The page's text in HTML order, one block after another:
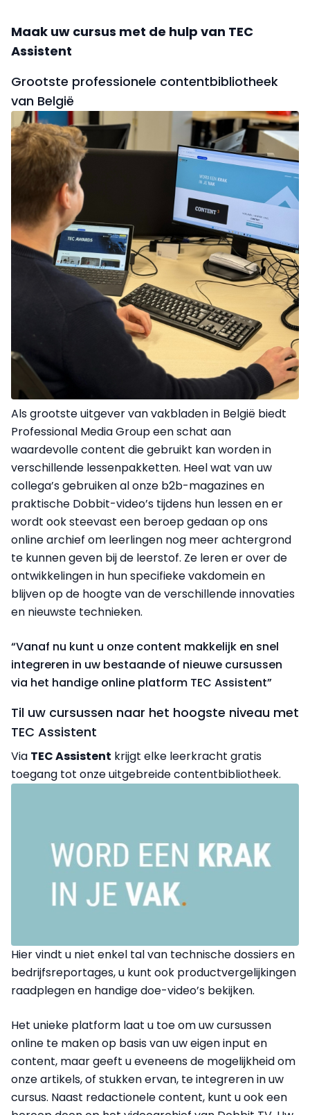
Maak uw cursus met de hulp van TEC
Assistent
Grootste professionele contentbibliotheek
van België
Als grootste uitgever van vakbladen in België biedt
Professional Media Group een schat aan
waardevolle content die gebruikt kan worden in
verschillende lessenpakketten. Heel wat van uw
collega’s gebruiken al onze b2b-magazines en
praktische Dobbit-video’s tijdens hun lessen en er
wordt ook steevast een beroep gedaan op ons
online archief om leerlingen nog meer achtergrond
te kunnen geven bij de leerstof. Ze leren er over de
ontwikkelingen in hun specifieke vakdomein en
blijven op de hoogte van de verschillende innovaties
en nieuwste technieken.
“Vanaf nu kunt u onze content makkelijk en snel
integreren in uw bestaande of nieuwe cursussen
via het handige online platform TEC Assistent”
Til uw cursussen naar het hoogste niveau met
TEC Assistent
Via TEC Assistent krijgt elke leerkracht gratis
toegang tot onze uitgebreidecontentbibliotheek.
Hier vindt u niet enkel tal van technische dossiers en
bedrijfsreportages, u kunt ook productvergelijkingen
raadplegen en handige doe-video’s bekijken.
Het unieke platform laat u toe om uw cursussen
online te maken op basis van uw eigen input en
content, maar geeft u eveneens de mogelijkheid om
onze artikels, of stukken ervan, te integreren in uw
cursus. Naast redactionele content, kunt u ook een